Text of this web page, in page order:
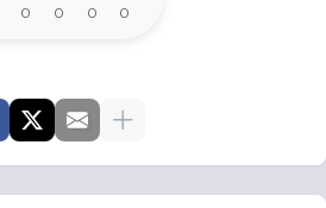
0 0 0 0